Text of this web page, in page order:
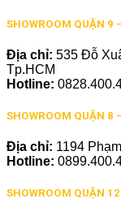
SHOWROOM QUẬN 9
Địa chỉ: 535 Đỗ
Tp.HCM
Hotline:
SHOWROOM QUẬN 8
Địa chỉ: 1194
Hotline:
SHOWROOM QUẬN